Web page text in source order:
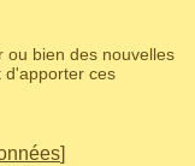
ou bien des nouvelles
d'apporter ces
]